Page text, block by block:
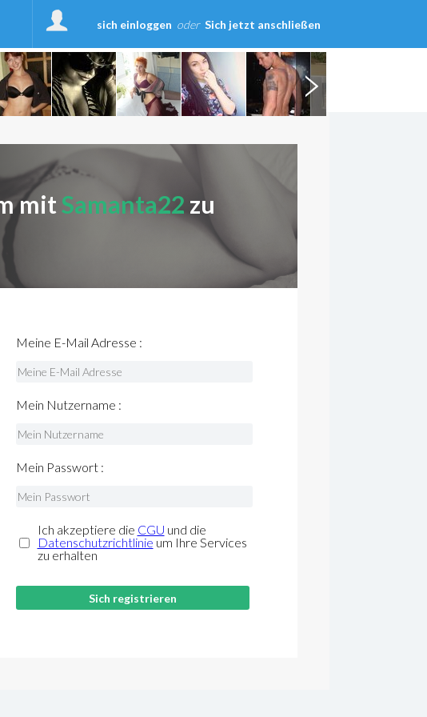
sich einloggen oder Sich jetzt anschließen
mitSamanta22 zu
Meine E-Mail Adresse :
Mein Nutzername :
Mein Passwort :
Ich akzeptiere die CGU und die
Datenschutzrichtlinie um Ihre Services
zu erhalten